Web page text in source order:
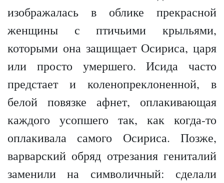
изображалась в облике прекрасной
женщины с птичьими крыльями,
которыми она защищает Осириса, царя
или просто умершего. Исида часто
предстает и коленопреклоненной, в
белой повязке афнет, оплакивающая
каждого усопшего так, как когда-то
оплакивала самого Осириса. Позже,
варварский обряд отрезания гениталий
заменили на символичный: сделали